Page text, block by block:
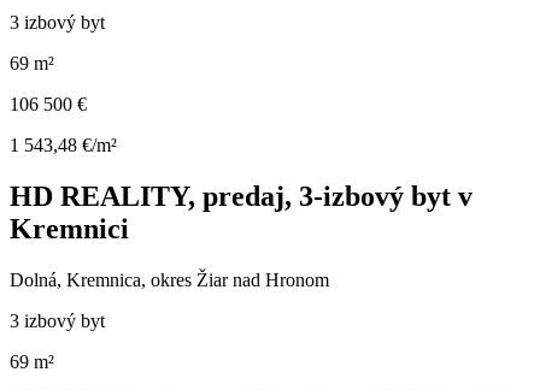
3 izbový byt
69 m²
106 500 €
1 543,48 €/m²
HD REALITY, predaj, 3-izbový byt v
Kremnici
Dolná, Kremnica, okres Žiar nad Hronom
3 izbový byt
69 m²